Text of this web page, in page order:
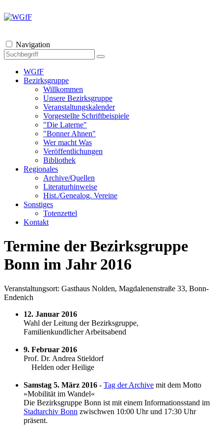
Navigation
WGfF
Bezirksgruppe
Willkommen
Unsere Bezirksgruppe
Veranstaltungskalender
Vorgestellte Schriftbeispiele
"Die Laterne"
"Bonner Ahnen"
Wer macht Was
Veröffentlichungen
Bibliothek
Regionales
Archive/Quellen
Literaturhinweise
Hist./Genealog. Vereine
Sonstiges
Totenzettel
Kontakt
Termine der Bezirksgruppe
Bonn im Jahr 2016
Veranstaltungsort: Gasthaus Nolden, Magdalenenstraße 33, Bonn-
Endenich
12. Januar 2016
Wahl der Leitung der Bezirksgruppe,
Familienkundlicher Arbeitsabend
9. Februar 2016
Prof. Dr. Andrea Stieldorf
Helden oder Heilige
Samstag 5. März 2016 - Tag der Archive mit dem Motto
»Mobilität im Wandel«
Die Bezirksgruppe Bonn ist mit einem Informationsstand im
Stadtarchiv Bonn zwischwen 10:00 Uhr und 17:30 Uhr
präsent.